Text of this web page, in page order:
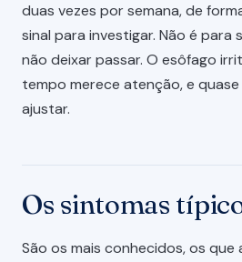
duas vezes por semana, de
sinal para investigar. Não é para
não deixar passar. O esôfago
tempo merece atenção, e
ajustar.
Os sintomas
São os mais conhecidos, os que